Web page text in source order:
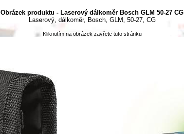
Obrázek produktu - Laserový dálkoměr Bosch GLM 50-27 CG
Laserový, dálkoměr, Bosch, GLM, 50-27, CG
Kliknutím na obrázek zavřete tuto stránku